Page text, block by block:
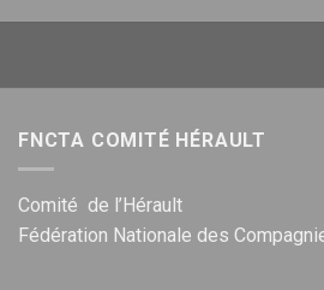
FNCTA COMITÉ HÉRAULT
Comité de l’Hérault
Fédération Nationale des